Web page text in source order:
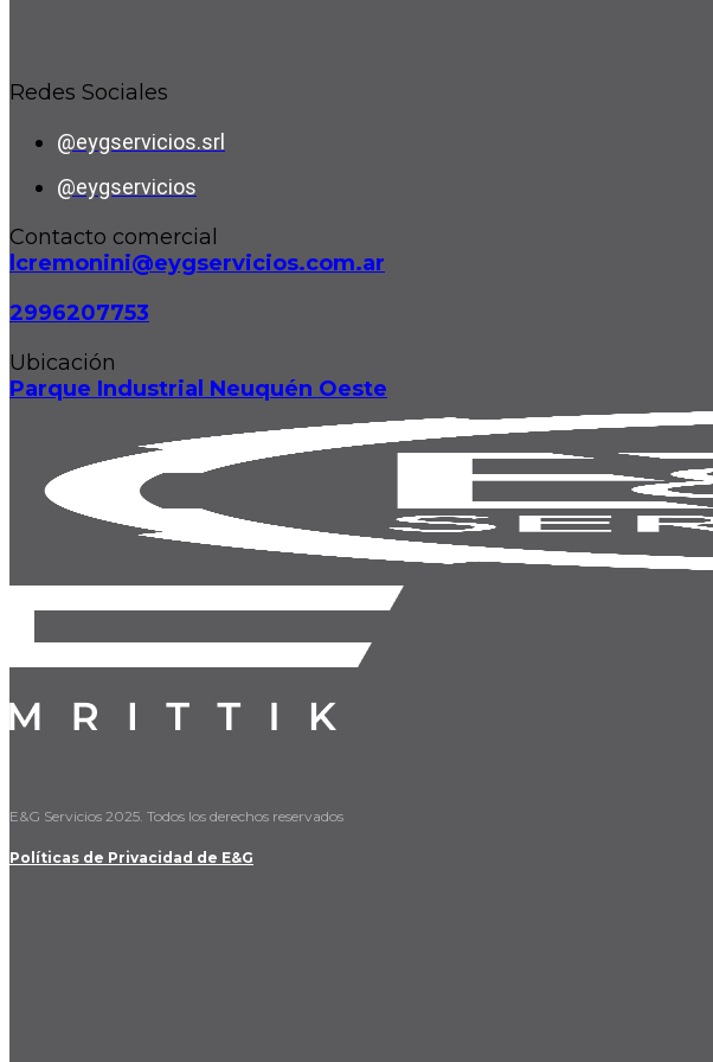
Redes Sociales
@eygservicios.srl
@eygservicios
Contacto comercial
lcremonini@eygservicios.com.ar
2996207753
Ubicación
Parque Industrial Neuquén Oeste
E&G Servicios 2025. Todos los derechos reservados
Políticas de Privacidad de E&G